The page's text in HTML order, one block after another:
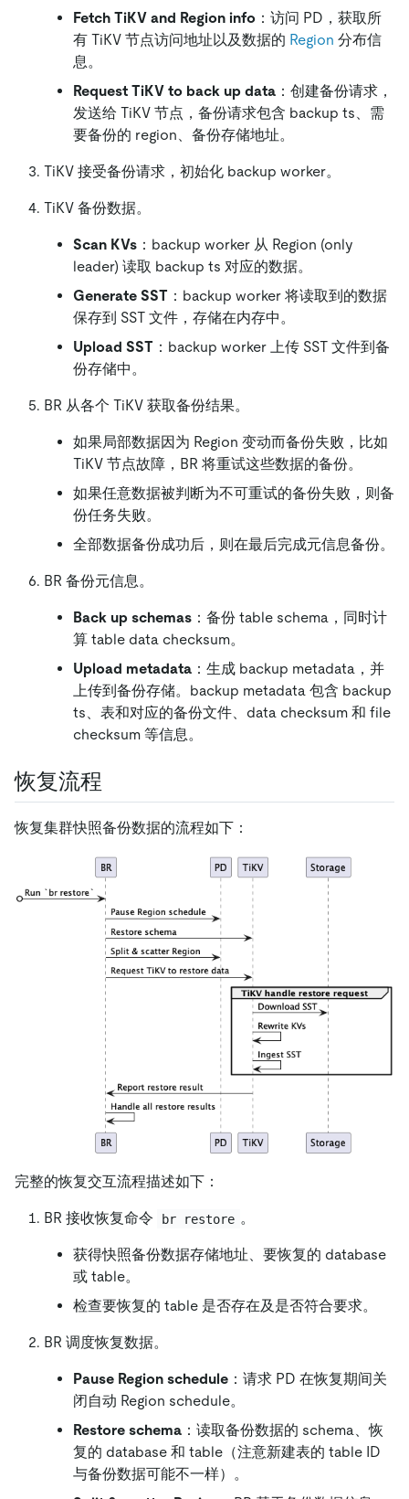
Fetch TiKV and Region info ：访问 PD，获取所
有 TiKV 节点访问地址以及数据的 Region 分布信
息。
Request TiKV to back up data ：创建备份请求，
发送给 TiKV 节点，备份请求包含 backup ts、需
要备份的 region、备份存储地址。
TiKV 接受备份请求，初始化 backup worker。
TiKV 备份数据。
Scan KVs ：backup worker 从 Region (only
leader) 读取 backup ts 对应的数据。
Generate SST ：backup worker 将读取到的数据
保存到 SST 文件，存储在内存中。
Upload SST ：backup worker 上传 SST 文件到备
份存储中。
BR 从各个 TiKV 获取备份结果。
如果局部数据因为 Region 变动而备份失败，比如
TiKV 节点故障，BR 将重试这些数据的备份。
如果任意数据被判断为不可重试的备份失败，则备
份任务失败。
全部数据备份成功后，则在最后完成元信息备份。
BR 备份元信息。
Back up schemas ：备份 table schema，同时计
算 table data checksum。
Upload metadata ：生成 backup metadata，并
上传到备份存储。backup metadata 包含 backup
ts、表和对应的备份文件、data checksum 和 file
checksum 等信息。
恢复流程
恢复集群快照备份数据的流程如下：
完整的恢复交互流程描述如下：
BR 接收恢复命令 br restore 。
获得快照备份数据存储地址、要恢复的 database
或 table。
检查要恢复的 table 是否存在及是否符合要求。
BR 调度恢复数据。
Pause Region schedule ：请求 PD 在恢复期间关
闭自动 Region schedule。
Restore schema ：读取备份数据的 schema、恢
复的 database 和 table（注意新建表的 table ID
与备份数据可能不一样）。